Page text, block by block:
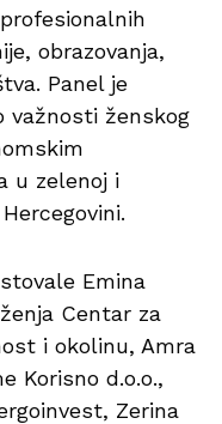
obrazovanja,
Panel je
važnosti ženskog
u zelenoj i
Emina
Centar za
i okolinu, Amra
Korisno d.o.o.,
Zerina